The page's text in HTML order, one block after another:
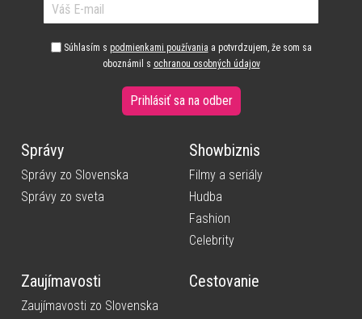
Súhlasím s podmienkami používania a potvrdzujem, že som sa
oboznámil s ochranou osobných údajov
Prihlásiť sa na odber
Správy
Správy zo Slovenska
Správy zo sveta
Showbiznis
Filmy a seriály
Hudba
Fashion
Celebrity
Zaujímavosti
Zaujímavosti zo Slovenska
Cestovanie